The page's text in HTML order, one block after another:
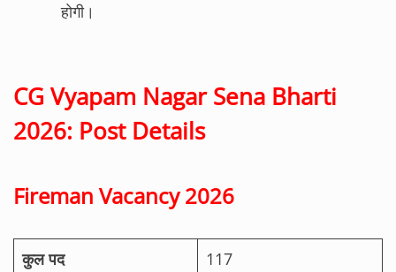
होगी।
CG Vyapam Nagar Sena Bharti
2026: Post Details
Fireman Vacancy 2026
कुल पद
117